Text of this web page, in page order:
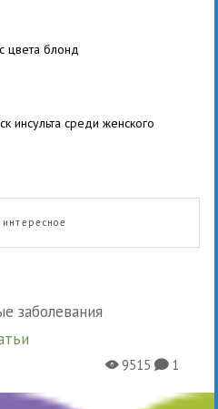
цвета блонд
инсульта среди женского
заболевания
X9515K1